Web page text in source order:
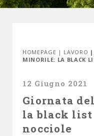
HOMEPAGE | LAVORO |
MINORILE: LA BLACK
12 Giugno 2021
Giornata
la black
nocciole